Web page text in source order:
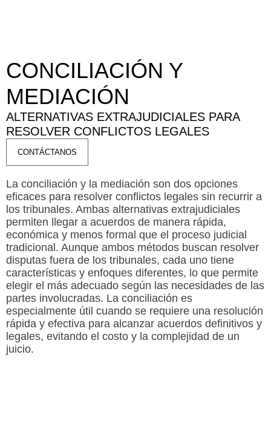
CONCILIACIÓN Y
MEDIACIÓN
ALTERNATIVAS EXTRAJUDICIALES PARA
RESOLVER CONFLICTOS LEGALES
CONTÁCTANOS
La conciliación y la mediación son dos opciones
eficaces para resolver conflictos legales sin recurrir a
los tribunales. Ambas alternativas extrajudiciales
permiten llegar a acuerdos de manera rápida,
económica y menos formal que el proceso judicial
tradicional. Aunque ambos métodos buscan resolver
disputas fuera de los tribunales, cada uno tiene
características y enfoques diferentes, lo que permite
elegir el más adecuado según las necesidades de las
partes involucradas. La conciliación es
especialmente útil cuando se requiere una resolución
rápida y efectiva para alcanzar acuerdos definitivos y
legales, evitando el costo y la complejidad de un
juicio.